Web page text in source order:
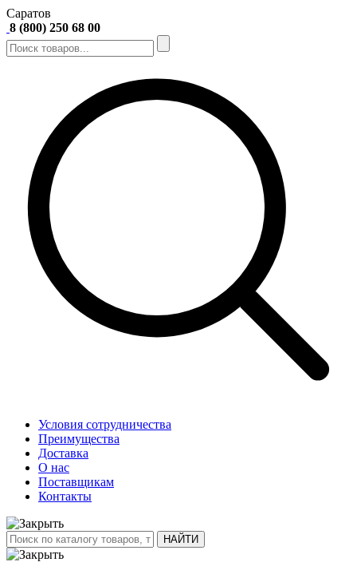
Саратов
8 (800) 250 68 00
Условия сотрудничества
Преимущества
Доставка
О нас
Поставщикам
Контакты